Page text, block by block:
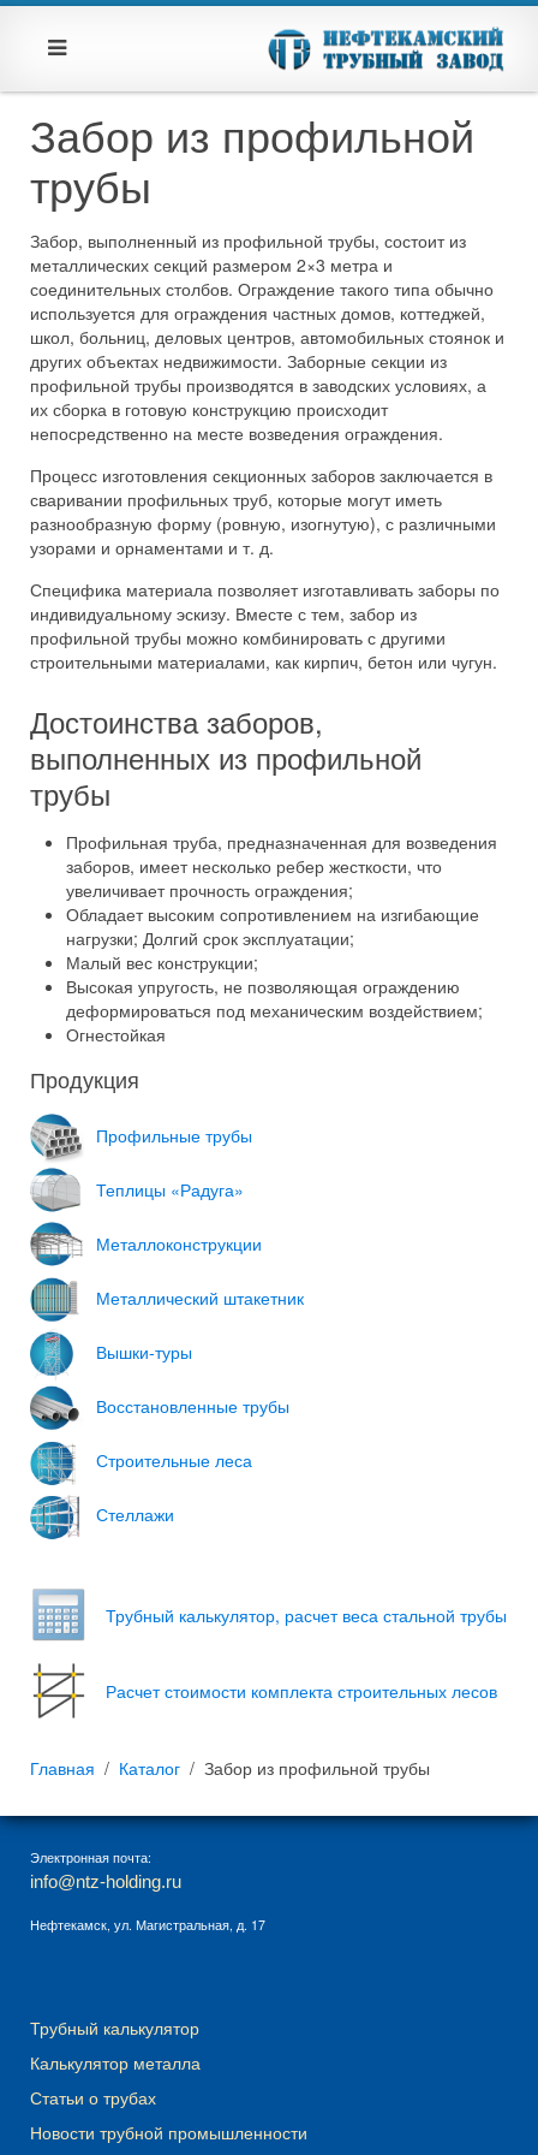
Забор из профильной
трубы
Забор, выполненный из профильной трубы, состоит из
металлических секций размером 2×3 метра и
соединительных столбов. Ограждение такого типа обычно
используется для ограждения частных домов, коттеджей,
школ, больниц, деловых центров, автомобильных стоянок и
других объектах недвижимости. Заборные секции из
профильной трубы производятся в заводских условиях, а
их сборка в готовую конструкцию происходит
непосредственно на месте возведения ограждения.
Процесс изготовления секционных заборов заключается в
сваривании профильных труб, которые могут иметь
разнообразную форму (ровную, изогнутую), с различными
узорами и орнаментами и т. д.
Специфика материала позволяет изготавливать заборы по
индивидуальному эскизу. Вместе с тем, забор из
профильной трубы можно комбинировать с другими
строительными материалами, как кирпич, бетон или чугун.
Достоинства заборов,
выполненных из профильной
трубы
Профильная труба, предназначенная для возведения
заборов, имеет несколько ребер жесткости, что
увеличивает прочность ограждения;
Обладает высоким сопротивлением на изгибающие
нагрузки; Долгий срок эксплуатации;
Малый вес конструкции;
Высокая упругость, не позволяющая ограждению
деформироваться под механическим воздействием;
Огнестойкая
Продукция
Профильные трубы
Теплицы «Радуга»
Металлоконструкции
Металлический штакетник
Вышки-туры
Восстановленные трубы
Строительные леса
Стеллажи
Трубный каль­ку­лятор, рас­чет веса сталь­ной трубы
Расчет стоимости комплекта строительных лесов
Главная Каталог Забор из профильной трубы
Электронная почта:
info@ntz-holding.ru
Нефтекамск, ул. Магистральная, д. 17
Трубный калькулятор
Калькулятор металла
Статьи о трубах
Новости трубной промышленности